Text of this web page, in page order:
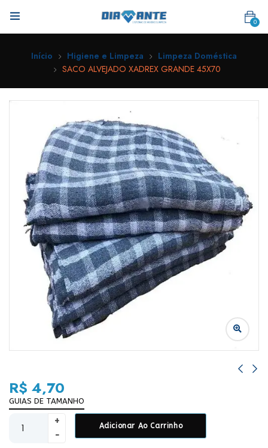
0
Início Higiene e Limpeza
Limpeza Doméstica
SACO ALVEJADO XADREX GRANDE 45X70
R$ 4,70
GUIAS DE TAMANHO
Adicionar Ao Carrinho